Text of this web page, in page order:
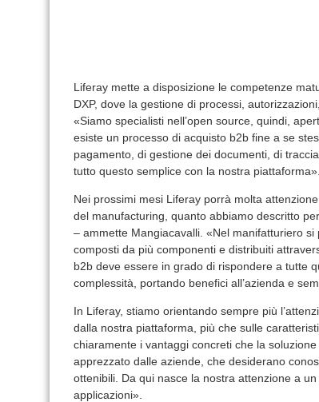
Liferay mette a disposizione le competenze
DXP, dove la gestione di processi,
«Siamo specialisti nell’open source, quindi,
esiste un processo di acquisto b2b fine a se
pagamento, di gestione dei documenti, di
tutto questo semplice con la nostra piattaforma».
Nei prossimi mesi Liferay porrà molta
del manufacturing, quanto abbiamo descritto
– ammette Mangiacavalli. «Nel manifatturiero
composti da più componenti e distribuiti
b2b deve essere in grado di rispondere a tutte
complessità, portando benefici all’azienda e
In Liferay, stiamo orientando sempre più
dalla nostra piattaforma, più che sulle
chiaramente i vantaggi concreti che la
apprezzato dalle aziende, che desiderano
ottenibili. Da qui nasce la nostra attenzione a
applicazioni».